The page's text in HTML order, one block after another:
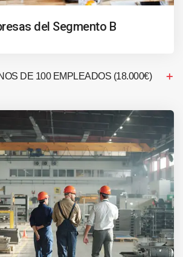
del Segmento B
DE 100 EMPLEADOS (18.000€)